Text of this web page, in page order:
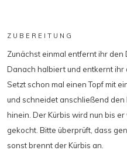
ZUBEREITUNG
Zunächst einmal entfernt ihr den
Danach halbiert und entkernt ihr
Setzt schon mal einen Topf mit
und schneidet anschließend den
hinein. Der Kürbis wird nun bis
gekocht. Bitte überprüft, dass
sonst brennt der Kürbis an.